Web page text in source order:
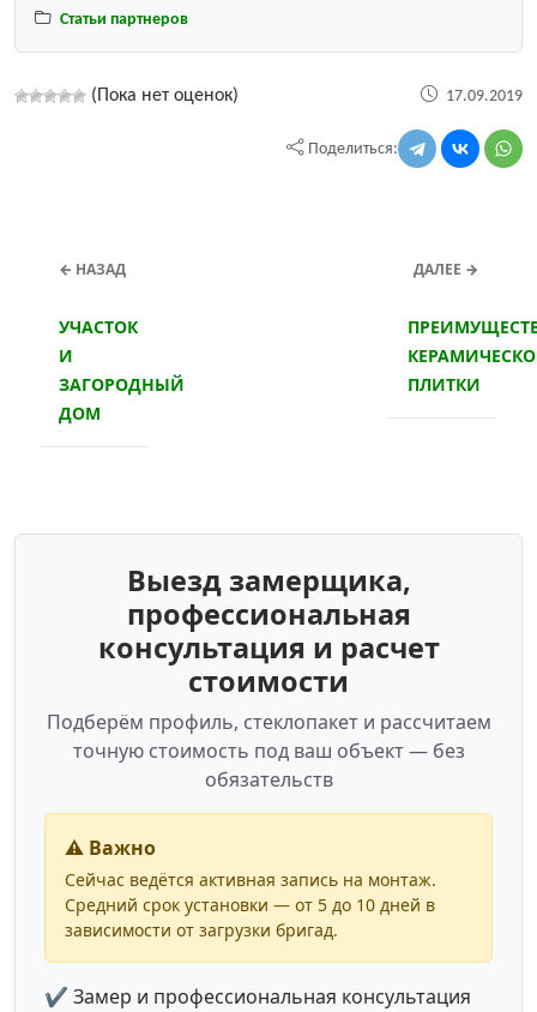
Статьи партнеров
(Пока нет оценок) 17.09.2019
Поделиться:
← НАЗАД
УЧАСТОК
И
ЗАГОРОДНЫЙ
ДОМ
ДАЛЕЕ →
ПЛИТКИ
Выезд замерщика,
профессиональная
консультация и расчет
стоимости
Подберём профиль, стеклопакет и рассчитаем
точную стоимость под ваш объект — без
обязательств
⚠️ Важно
Сейчас ведётся активная запись на монтаж.
Средний срок установки — от 5 до 10 дней в
зависимости от загрузки бригад.
✔ Замер и профессиональная консультация